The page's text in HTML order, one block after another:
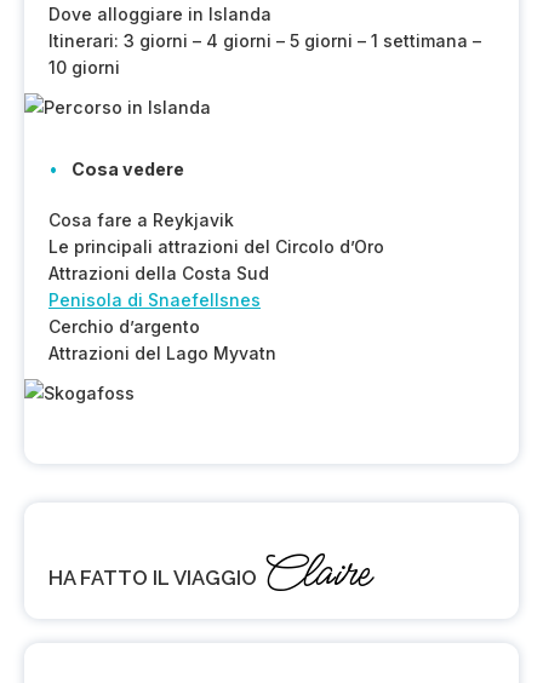
Dove alloggiare in Islanda
Itinerari: 3 giorni – 4 giorni – 5 giorni – 1 settimana –
10 giorni
Cosa vedere
Cosa fare a Reykjavik
Le principali attrazioni del Circolo d’Oro
Attrazioni della Costa Sud
Penisola di Snaefellsnes
Cerchio d’argento
Attrazioni del Lago Myvatn
HA FATTO IL VIAGGIO Claire